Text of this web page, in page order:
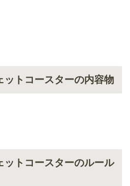
ットコースターの内容物
ットコースターのルール